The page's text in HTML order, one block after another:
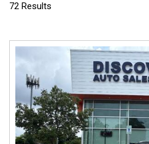
72 Results